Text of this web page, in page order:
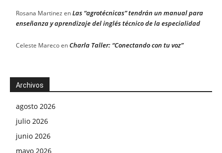
Rosana Martinez enLas “agrotécnicas” tendrán un manual para
enseñanza y aprendizaje del inglés técnico de la especialidad
Celeste MarecoenCharla Taller: “Conectando con tu voz”
Archivos
agosto 2026
julio 2026
junio 2026
mayo 2026